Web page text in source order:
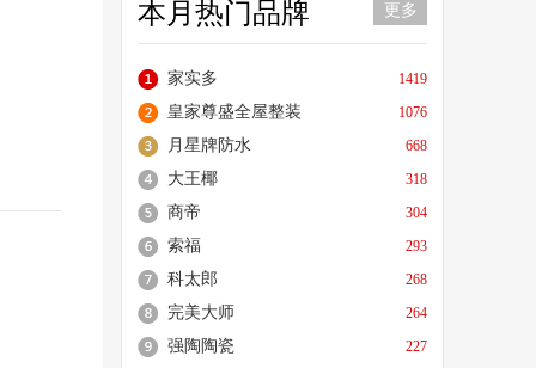
本月热门品牌 更多
家实多 1419
皇家尊盛全屋整装 1076
月星牌防水 668
大王椰 318
商帝 304
索福 293
科太郎 268
完美大师 264
强陶陶瓷 227